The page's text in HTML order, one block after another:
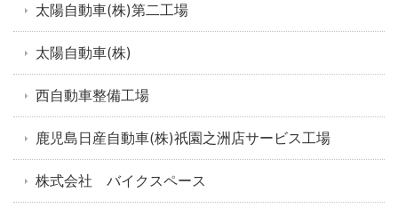
太陽自動車(株)第二工場
太陽自動車(株)
西自動車整備工場
鹿児島日産自動車(株)祇園之洲店サービス工場
株式会社 バイクスペース